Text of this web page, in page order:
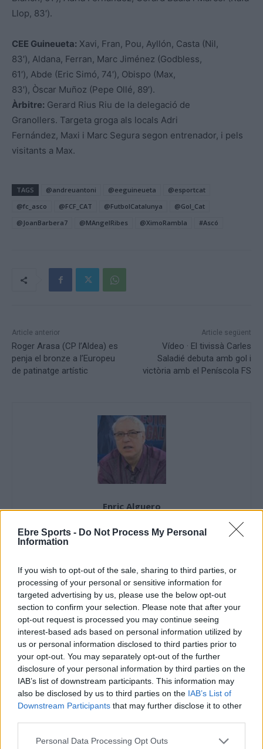
Ebre Sports - Do Not Process My Personal
Information
If you wish to opt-out of the sale, sharing to third parties, or
processing of your personal or sensitive information for
targeted advertising by us, please use the below opt-out
section to confirm your selection. Please note that after your
opt-out request is processed you may continue seeing
interest-based ads based on personal information utilized by
us or personal information disclosed to third parties prior to
your opt-out. You may separately opt-out of the further
disclosure of your personal information by third parties on the
IAB’s list of downstream participants. This information may
also be disclosed by us to third parties on the IAB’s List of
Downstream Participants that may further disclose it to other
Personal Data Processing Opt Outs
Llop, 83′).
CEE Guineueta: Xavi, Fran, Pou, Ayllón, Casta (Nil,
83′), Aldana, Ferran, Marc Jiménez (Godbless,
61′), Abde (Eric Simó, 74′), Obispo (Max,
83′), Òscar Muñoz (Pepe Ollé, 89′).
Àrbitre: Gerard Rius Riu de la delegació de
Granollers. Targeta groga als locals Adri
Fernández, Maxi i Marc Segura segon entrenador, i pels
visitants a Max.
TAGS @andreuantoni @eeguineueta
@esportcat
@fc_asco
@FCF_CAT @FutbolCatalunya
@Gol_Cat
@JoanBarbera7
@MAngelRibes @XimoRambla #Ascó
Article anterior
Roger Arasa (CP l’Aldea) es
penja el bronze a l’Europeu
de patinatge artístic
Article següent
Vídeo · El tivissà Carles
Saladié debuta amb gol i
victòria amb el Peníscola FS
Enric Alguero
3a divisió
Trist comiat de la Rapitenca de la Tercera
RFEF amb derrota a la Devesa
maig 11, 2024
3a divisió
L’entrenador Jordi Martin s’acomiada en el
darrer partit de la Rapitenca a 3a RFEF
maig 10, 2024